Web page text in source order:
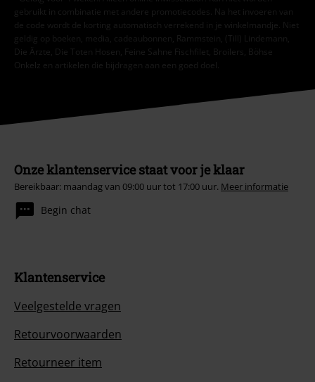
gebruikt in combinatie met andere promotiecodes. Na het invoeren van
de code wordt de korting automatisch verrekend in je winkelmandje. Niet
geldig op boeken, media, cadeaubonnen, Rammstein, (Till) Lindemann,
Die Ärzte, Die Toten Hosen, Feine Sahne Fischfilet, Broilers, Böhse
Onkelz en artikelen die bijdragen aan een goed doel.
Onze klantenservice staat voor je klaar
Bereikbaar: maandag van 09:00 uur tot 17:00 uur. Meer informatie
Begin chat
Klantenservice
Veelgestelde vragen
Retourvoorwaarden
Retourneer item